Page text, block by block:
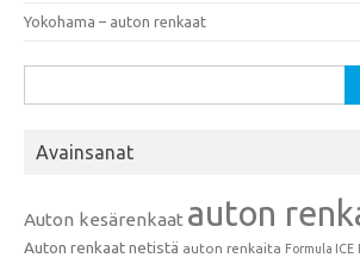
Yokohama – auton renkaat
Avainsanat
Auton kesärenkaat auton
Auton renkaat netistä auton renkaita Formula ICE